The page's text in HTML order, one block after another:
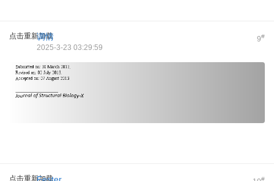
点击重新加载 9#
调情
2025-3-23 03:29:59
点击重新加载 #
Fester